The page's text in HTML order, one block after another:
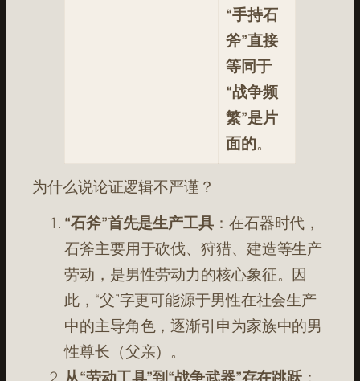
“手持石
斧”直接
等同于
“战争频
繁”是片
面的。
为什么说论证逻辑不严谨？
“石斧”首先是生产工具：在石器时代，
石斧主要用于砍伐、狩猎、建造等生产
劳动，是男性劳动力的核心象征。因
此，“父”字更可能源于男性在社会生产
中的主导角色，逐渐引申为家族中的男
性尊长（父亲）。
从“劳动工具”到“战争武器”存在跳跃 ：